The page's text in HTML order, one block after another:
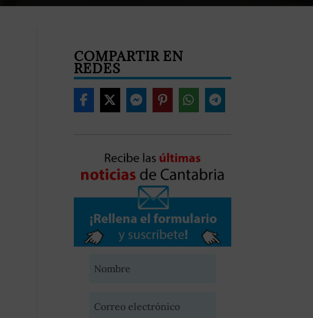
COMPARTIR EN
REDES